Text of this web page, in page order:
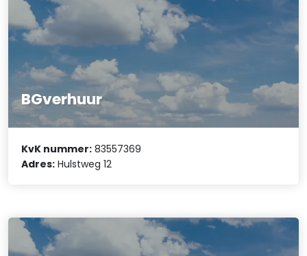
BGverhuur
KvK nummer: 83557369
Adres: Hulstweg 12